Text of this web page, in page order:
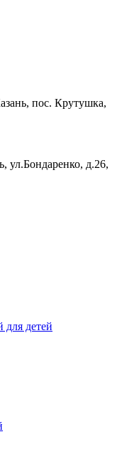
пос. Крутушка,
ул.Бондаренко, д.26,
детей